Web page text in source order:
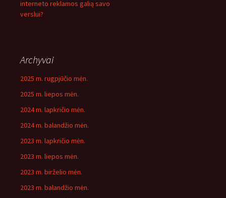
interneto reklamos galią savo
verslui?
Archyvai
2025 m. rugpjūčio mėn.
2025 m. liepos mėn.
2024 m. lapkričio mėn.
2024 m. balandžio mėn.
2023 m. lapkričio mėn.
2023 m. liepos mėn.
2023 m. birželio mėn.
2023 m. balandžio mėn.